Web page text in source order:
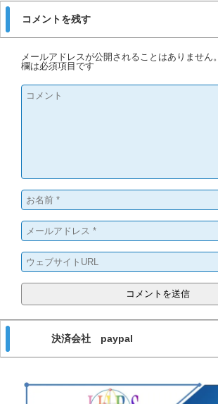
コメントを残す
メールアドレスが公開されることはありません。
欄は必須項目です
決済会社 paypal